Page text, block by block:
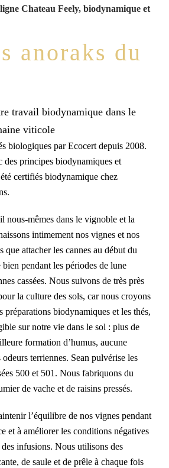
Chateau Feely, biodynamique et
anoraks du
travail biodynamique dans le
viticole
biologiques par Ecocert depuis 2008.
des principes biodynamiques et
certifiés biodynamique chez
nous-mêmes dans le vignoble et la
intimement nos vignes et nos
que attacher les cannes au début du
pendant les périodes de lune
cassées. Nous suivons de très près
la culture des sols, car nous croyons
préparations biodynamiques et les thés,
sur notre vie dans le sol : plus de
formation d’humus, aucune
terriennes. Sean pulvérise les
500 et 501. Nous fabriquons du
de vache et de raisins pressés.
l’équilibre de nos vignes pendant
et à améliorer les conditions négatives
des infusions. Nous utilisons des
de saule et de prêle à chaque fois